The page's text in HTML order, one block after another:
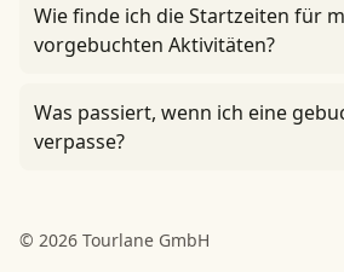
Wie finde ich die Startzeiten für
vorgebuchten Aktivitäten?
Was passiert, wenn ich eine
verpasse?
© 2026 Tourlane GmbH